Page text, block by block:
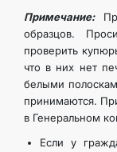
Примечание:
образцов.
проверить
что в них нет
белыми
принимаются.
в Генеральном
Если у